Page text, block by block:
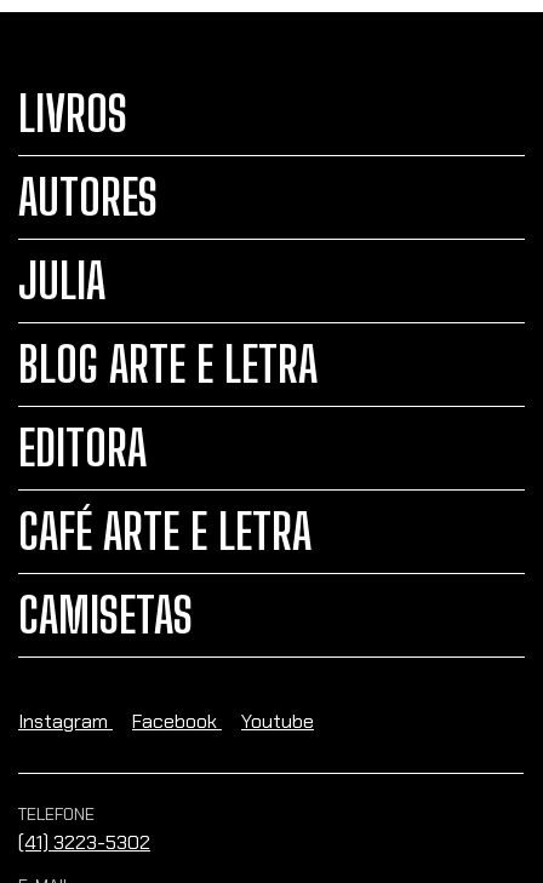
LIVROS
AUTORES
JULIA
BLOG ARTE E LETRA
EDITORA
CAFÉ ARTE E LETRA
CAMISETAS
Instagram Facebook Youtube
TELEFONE
(41) 3223-5302